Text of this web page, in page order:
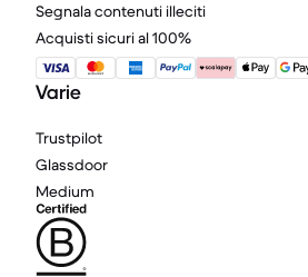
Segnala contenuti illeciti
Acquisti sicuri al 100%
Varie
Trustpilot
Glassdoor
Medium